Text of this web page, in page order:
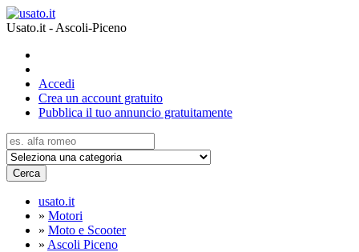
Usato.it - Ascoli-Piceno
Accedi
Crea un account gratuito
Pubblica il tuo annuncio gratuitamente
Cerca
usato.it
» Motori
» Moto e Scooter
» Ascoli Piceno